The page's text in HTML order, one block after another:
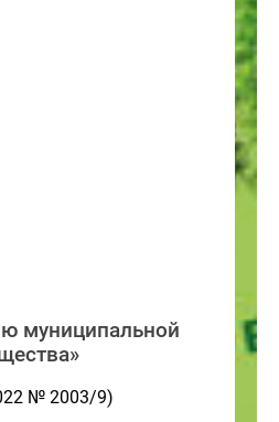
муниципальной
№ 2003/9)